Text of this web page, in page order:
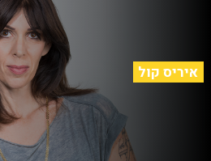
איריס קול